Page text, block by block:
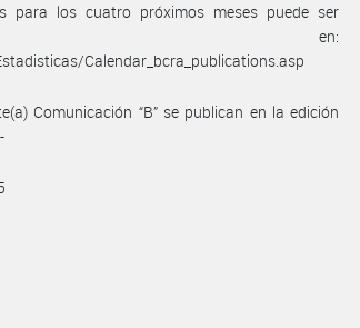
para los cuatro próximos meses puede ser
en:
Calendar_bcra_publications.asp
Comunicación “B” se publican en la edición